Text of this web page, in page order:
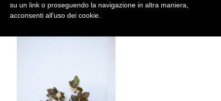
OK Privacy e cookie policy
su un link o proseguendo la navigazione in altra maniera,
acconsenti all’uso dei cookie.